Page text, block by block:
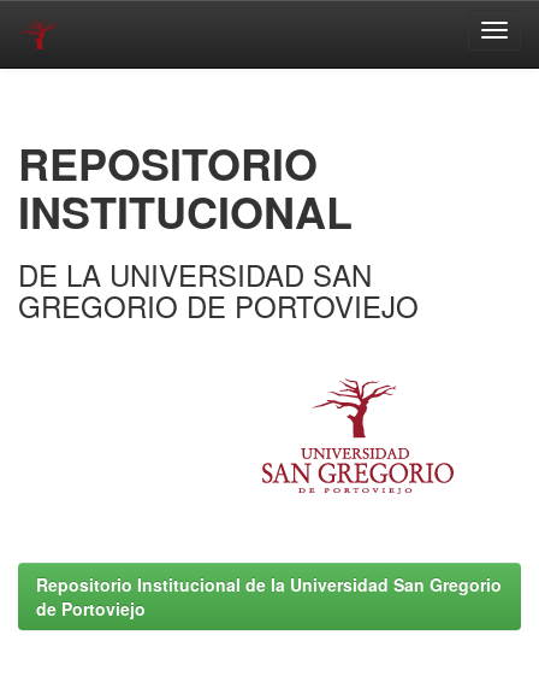
REPOSITORIO
INSTITUCIONAL
DE LA UNIVERSIDAD SAN
GREGORIO DE PORTOVIEJO
Repositorio Institucional de la Universidad San Gregorio
de Portoviejo